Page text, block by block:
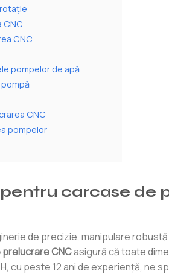
CNC
CNC
pompelor de apă
CNC
pompelor
carcase de
de precizie, manipulare
prelucrare CNCasigură că toate
cu peste 12 ani de experiență, ne